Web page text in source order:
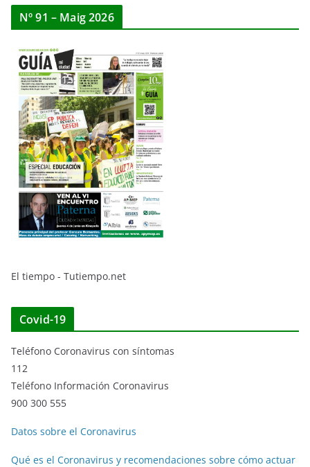
Nº 91 – Maig 2026
El tiempo - Tutiempo.net
Covid-19
Teléfono Coronavirus con síntomas
112
Teléfono Información Coronavirus
900 300 555
Datos sobre el Coronavirus
Qué es el Coronavirus y recomendaciones sobre cómo actuar